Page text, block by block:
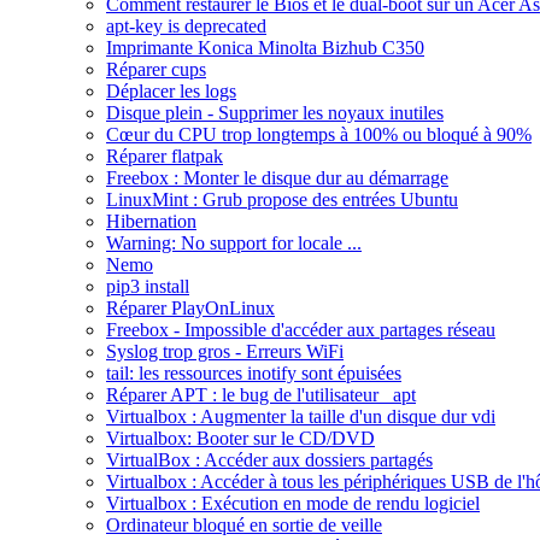
Comment restaurer le Bios et le dual-boot sur un Acer
apt-key is deprecated
Imprimante Konica Minolta Bizhub C350
Réparer cups
Déplacer les logs
Disque plein - Supprimer les noyaux inutiles
Cœur du CPU trop longtemps à 100% ou bloqué à 90%
Réparer flatpak
Freebox : Monter le disque dur au démarrage
LinuxMint : Grub propose des entrées Ubuntu
Hibernation
Warning: No support for locale ...
Nemo
pip3 install
Réparer PlayOnLinux
Freebox - Impossible d'accéder aux partages réseau
Syslog trop gros - Erreurs WiFi
tail: les ressources inotify sont épuisées
Réparer APT : le bug de l'utilisateur _apt
Virtualbox : Augmenter la taille d'un disque dur vdi
Virtualbox: Booter sur le CD/DVD
VirtualBox : Accéder aux dossiers partagés
Virtualbox : Accéder à tous les périphériques USB de
Virtualbox : Exécution en mode de rendu logiciel
Ordinateur bloqué en sortie de veille